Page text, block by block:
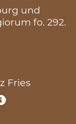
und
fo. 292.
Fries